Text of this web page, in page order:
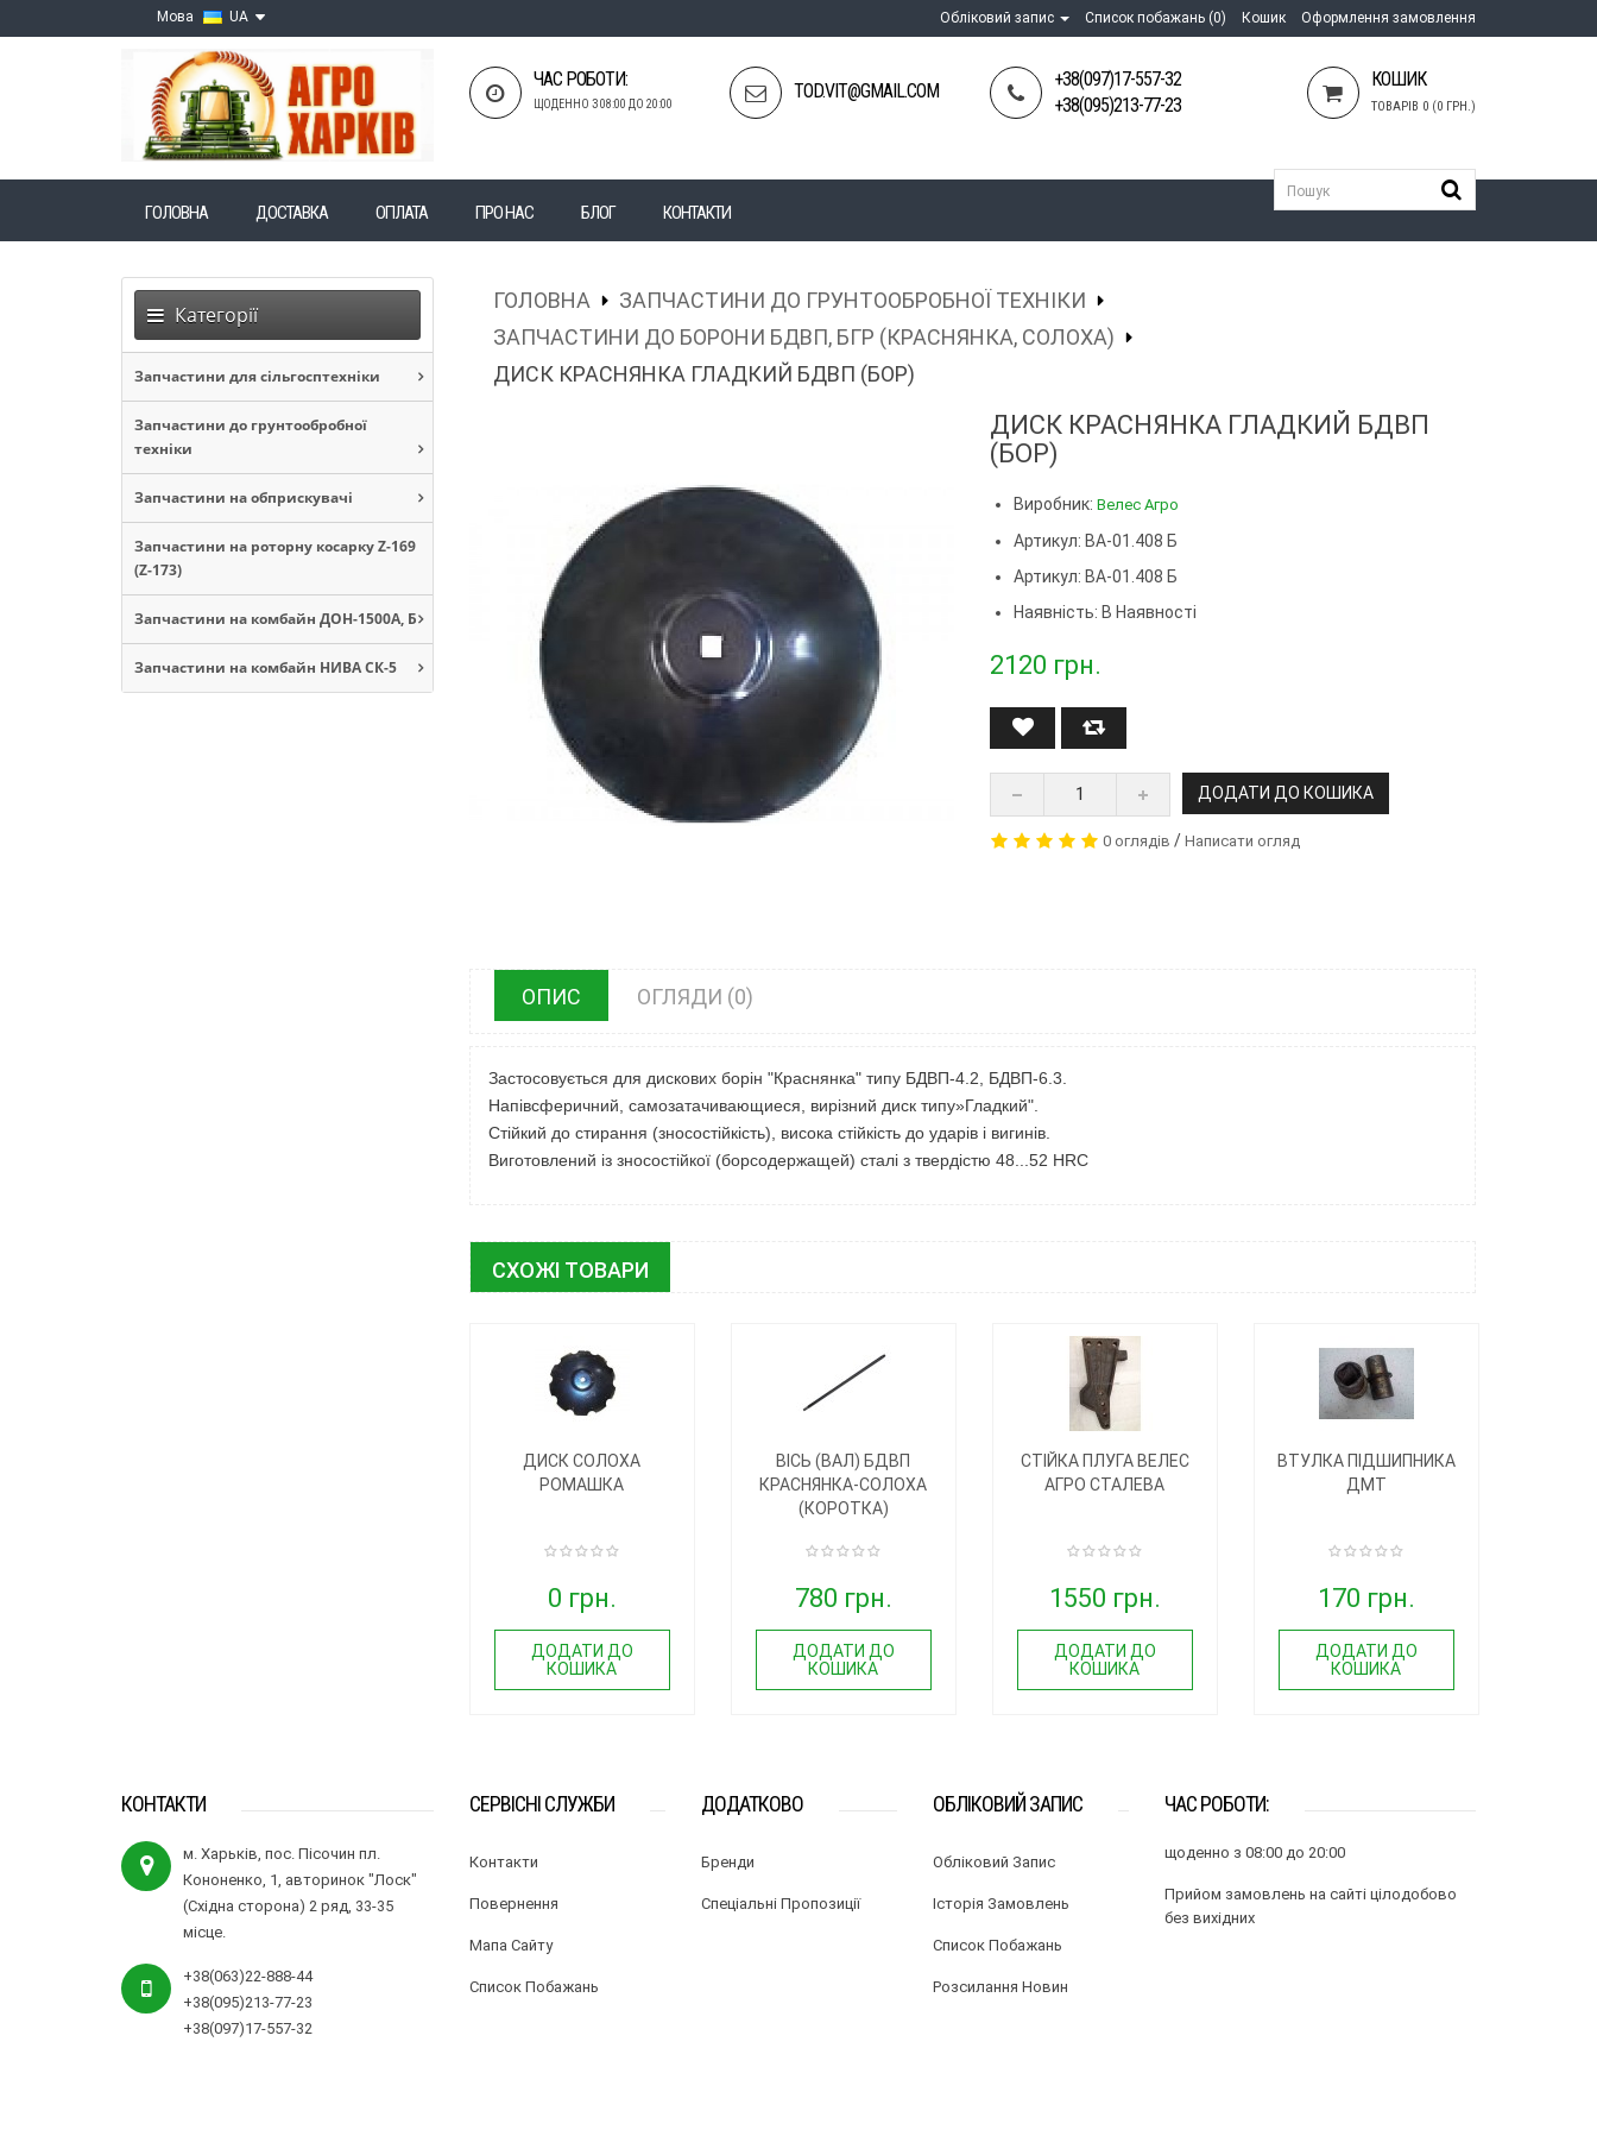
Мова UA Обліковий запис Список побажань (0) Кошик Оформлення замовлення
ЧАС РОБОТИ:
ЩОДЕННО З 08:00 ДО 20:00
TOD.VIT@GMAIL.COM
+38(097)17-557-32
+38(095)213-77-23
КОШИК
ТОВАРІВ 0 (0 ГРН.)
ГОЛОВНА ДОСТАВКА ОПЛАТА ПРО НАС БЛОГ КОНТАКТИ
Категорії
Запчастини для сільгосптехніки
Запчастини до грунтообробної
техніки
Запчастини на обприскувачі
Запчастини на роторну косарку Z-169
(Z-173)
Запчастини на комбайн ДОН-1500А, Б
Запчастини на комбайн НИВА СК-5
ГОЛОВНА
ЗАПЧАСТИНИ ДО ГРУНТООБРОБНОЇ ТЕХНІКИ
ЗАПЧАСТИНИ ДО БОРОНИ БДВП, БГР (КРАСНЯНКА, СОЛОХА)
ДИСК КРАСНЯНКА ГЛАДКИЙ БДВП (БОР)
ДИСК КРАСНЯНКА ГЛАДКИЙ БДВП
(БОР)
Виробник:Велес Агро
Артикул: ВА-01.408 Б
Артикул: ВА-01.408 Б
Наявність: В Наявності
2120 грн.
ДОДАТИ ДО КОШИКА
0 оглядів /Написати огляд
ОПИС ОГЛЯДИ (0)
Застосовується для дискових борін "Краснянка" типу БДВП-4.2, БДВП-6.3.
Напівсферичний, самозатачивающиеся, вирізний диск типу»Гладкий".
Стійкий до стирання (зносостійкість), висока стійкість до ударів і вигинів.
Виготовлений із зносостійкої (борсодержащей) сталі з твердістю 48...52 HRC
СХОЖІ ТОВАРИ
ДИСК СОЛОХА
РОМАШКА
0 грн.
ДОДАТИ ДО
КОШИКА
ВІСЬ (ВАЛ) БДВП
КРАСНЯНКА-СОЛОХА
(КОРОТКА)
780 грн.
ДОДАТИ ДО
КОШИКА
СТІЙКА ПЛУГА ВЕЛЕС
АГРО СТАЛЕВА
1550 грн.
ДОДАТИ ДО
КОШИКА
ВТУЛКА ПІДШИПНИКА
ДМТ
170 грн.
ДОДАТИ ДО
КОШИКА
КОНТАКТИ
м. Харьків, пос. Пісочин пл.
Кононенко, 1, авторинок "Лоск"
(Східна сторона) 2 ряд, 33-35
місце.
+38(063)22-888-44
+38(095)213-77-23
+38(097)17-557-32
СЕРВІСНІ СЛУЖБИ
Контакти
Повернення
Мапа Сайту
Список Побажань
ДОДАТКОВО
Бренди
Спеціальні Пропозиції
ОБЛІКОВИЙ ЗАПИС
Обліковий Запис
Історія Замовлень
Список Побажань
Розсилання Новин
ЧАС РОБОТИ:
щоденно з 08:00 до 20:00
Прийом замовлень на сайті цілодобово
без вихідних